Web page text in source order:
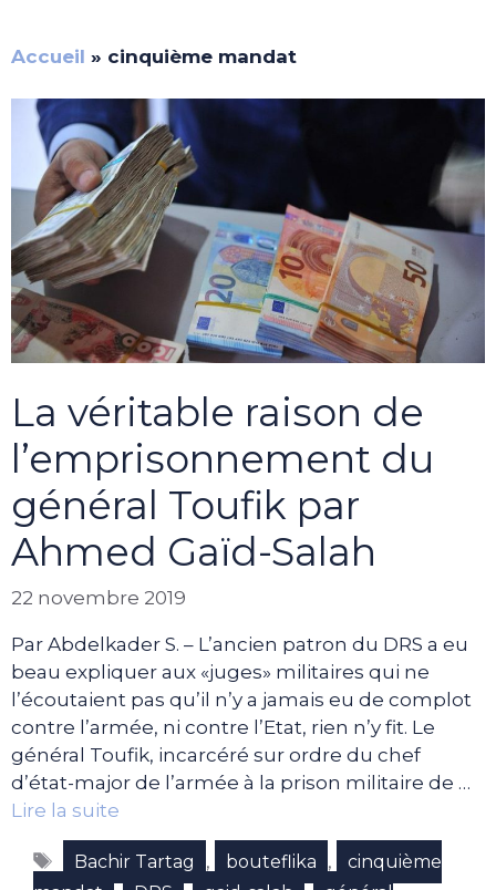
Accueil » cinquième mandat
La véritable raison de
l’emprisonnement du
général Toufik par
Ahmed Gaïd-Salah
22 novembre 2019
Par Abdelkader S. – L’ancien patron du DRS a eu
beau expliquer aux «juges» militaires qui ne
l’écoutaient pas qu’il n’y a jamais eu de complot
contre l’armée, ni contre l’Etat, rien n’y fit. Le
général Toufik, incarcéré sur ordre du chef
d’état-major de l’armée à la prison militaire de …
Lire la suite
Étiquettes
Bachir Tartag , bouteflika ,
cinquième